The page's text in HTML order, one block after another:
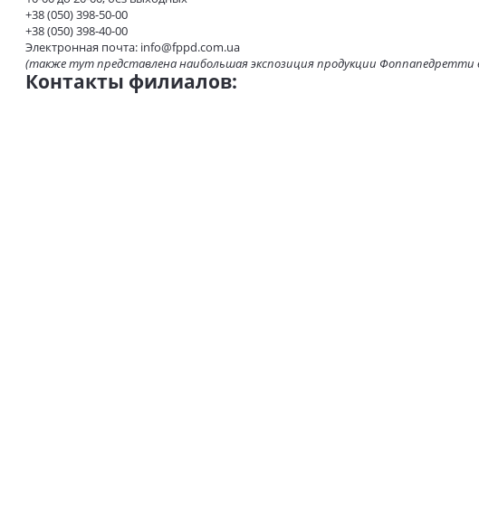
+38 (050) 398-50-00
+38 (050) 398-40-00
Электронная почта: info@fppd.com.ua
(также тут представлена ​​наибольшая экспозиция продукции Фоппапедретти
Контакты филиалов: